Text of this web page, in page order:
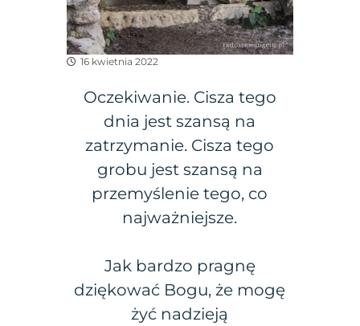
16 kwietnia 2022
Oczekiwanie. Cisza tego
dnia jest szansą na
zatrzymanie. Cisza tego
grobu jest szansą na
przemyślenie tego, co
najważniejsze.
Jak bardzo pragnę
dziękować Bogu, że mogę
żyć nadzieją